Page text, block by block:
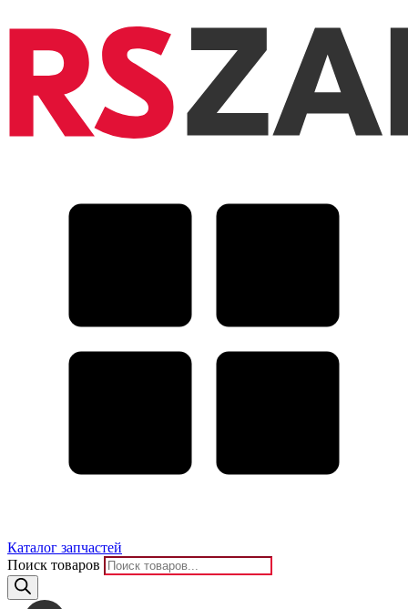
Каталог запчастей
Поиск товаров